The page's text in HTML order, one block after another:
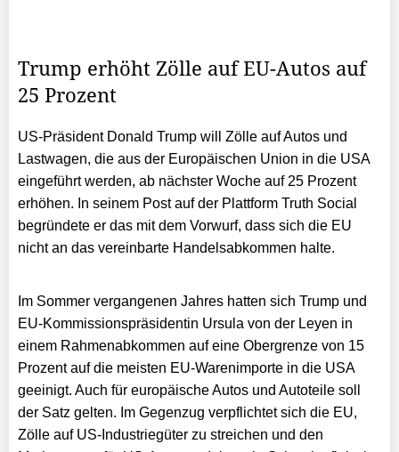
Trump erhöht Zölle auf EU-Autos auf
25 Prozent
US-Präsident Donald Trump will Zölle auf Autos und
Lastwagen, die aus der Europäischen Union in die USA
eingeführt werden, ab nächster Woche auf 25 Prozent
erhöhen. In seinem Post auf der Plattform Truth Social
begründete er das mit dem Vorwurf, dass sich die EU
nicht an das vereinbarte Handelsabkommen halte.
Im Sommer vergangenen Jahres hatten sich Trump und
EU-Kommissionspräsidentin Ursula von der Leyen in
einem Rahmenabkommen auf eine Obergrenze von 15
Prozent auf die meisten EU-Warenimporte in die USA
geeinigt. Auch für europäische Autos und Autoteile soll
der Satz gelten. Im Gegenzug verpflichtet sich die EU,
Zölle auf US-Industriegüter zu streichen und den